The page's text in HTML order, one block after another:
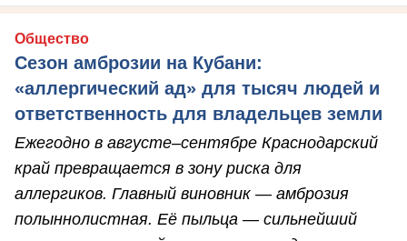
Общество
Сезон амброзии на Кубани:
«аллергический ад» для тысяч людей и
ответственность для владельцев земли
Ежегодно в августе–сентябре Краснодарский
край превращается в зону риска для
аллергиков. Главный виновник — амброзия
полыннолистная. Её пыльца — сильнейший